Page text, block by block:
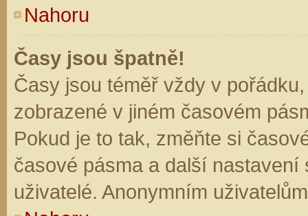
Nahoru
Časy jsou špatně!
Časy jsou téměř vždy v
zobrazené v jiném časovém
Pokud je to tak, změňte si
časové pásma a další
uživatelé. Anonymním